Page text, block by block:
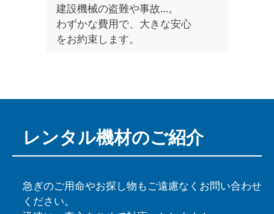
建設機械の盗難や事故…。
わずかな費用で、大きな安心
をお約束します。
レンタル機材のご紹介
急ぎのご用命やお探し物もご遠慮なくお問い合わせ
ください。